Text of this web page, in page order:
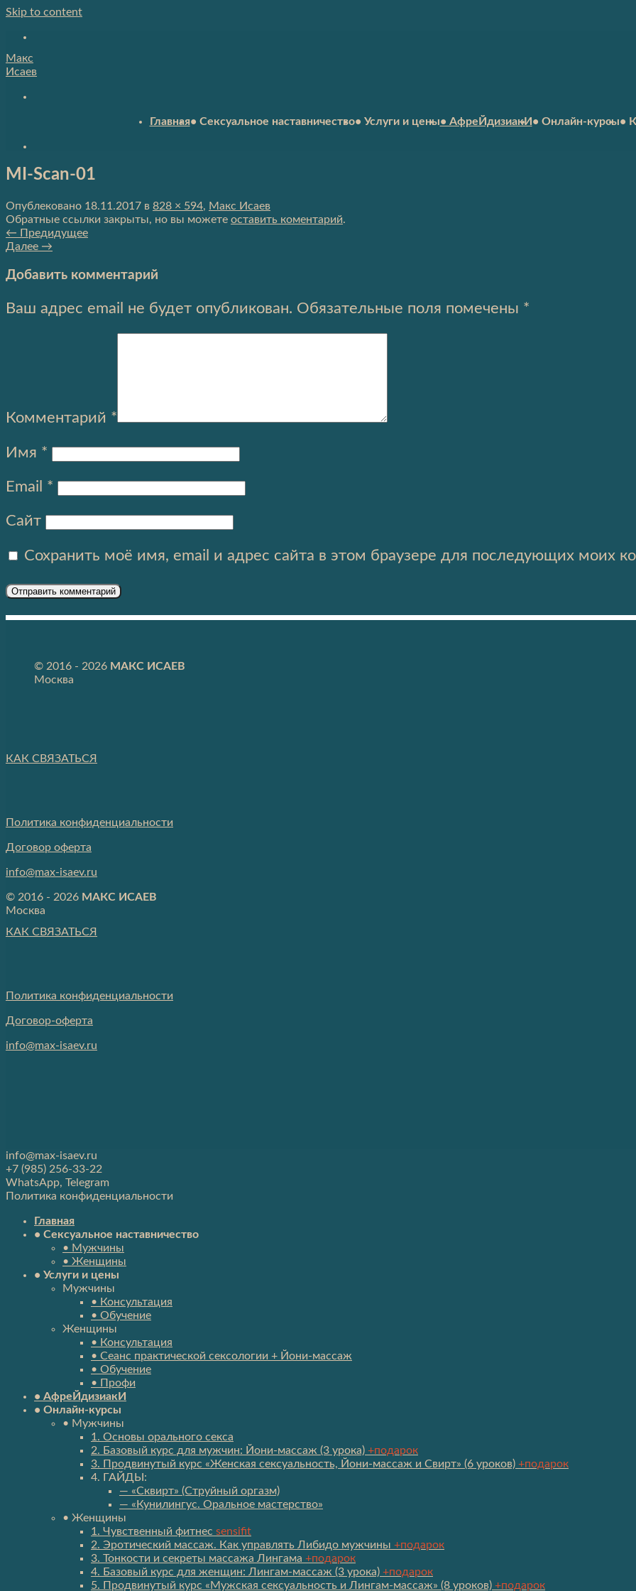
Skip to content
Макс
Исаев
Главная• Сексуальное наставничество• Услуги и цены• АфреЙдизиакИ • Онлайн-курсы•
MI-Scan-01
Опублековано 18.11.2017 в 828 × 594, Макс Исаев
Обратные ссылки закрыты, но вы можете оставить коментарий.
← Предидущее
Далее →
Добавить комментарий
Ваш адрес email не будет опубликован. Обязательные поля помечены *
Комментарий *
Имя *
Email *
Сайт
Сохранить моё имя, email и адрес сайта в этом браузере для последующих моих
© 2016 - 2026 МАКС ИСАЕВ
Москва
КАК СВЯЗАТЬСЯ
Политика конфиденциальности
Договор оферта
info@max-isaev.ru
© 2016 - 2026 МАКС ИСАЕВ
Москва
КАК СВЯЗАТЬСЯ
Политика конфиденциальности
Договор-оферта
info@max-isaev.ru
info@max-isaev.ru
+7 (985) 256-33-22
WhatsApp, Telegram
Политика конфиденциальности
Главная
• Сексуальное наставничество
• Мужчины
• Женщины
• Услуги и цены
Мужчины
• Консультация
• Обучение
Женщины
• Консультация
• Сеанс практической сексологии + Йони-массаж
• Обучение
• Профи
• АфреЙдизиакИ
• Онлайн-курсы
• Мужчины
1. Основы орального секса
2. Базовый курс для мужчин: Йони-массаж (3 урока) +подарок
3. Продвинутый курс «Женская сексуальность, Йони-массаж и Свирт» (6 уроков) +подарок
4. ГАЙДЫ:
— «Сквирт» (Струйный оргазм)
— «Кунилингус. Оральное мастерство»
• Женщины
1. Чувственный фитнес sensifit
2. Эротический массаж. Как управлять Либидо мужчины +подарок
3. Тонкости и секреты массажа Лингама +подарок
4. Базовый курс для женщин: Лингам-массаж (3 урока) +подарок
5. Продвинутый курс «Мужская сексуальность и Лингам-массаж» (8 уроков) +подарок